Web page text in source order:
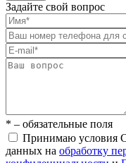
Задайте свой вопрос
* – обязательные поля
Принимаю условия
данных на обработку